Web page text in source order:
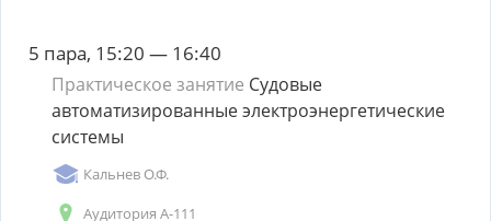
5 пара, 15:20 — 16:40
Практическое занятие Судовые
автоматизированные электроэнергетические
системы
Кальнев О.Ф.
Аудитория А-111